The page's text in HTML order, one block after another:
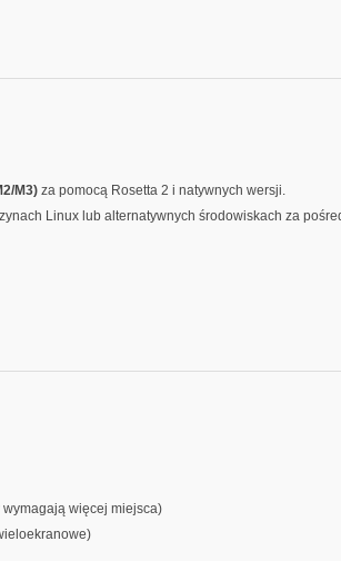
M3) za pomocą Rosetta 2 i natywnych wersji.
Linux lub alternatywnych środowiskach za
więcej miejsca)